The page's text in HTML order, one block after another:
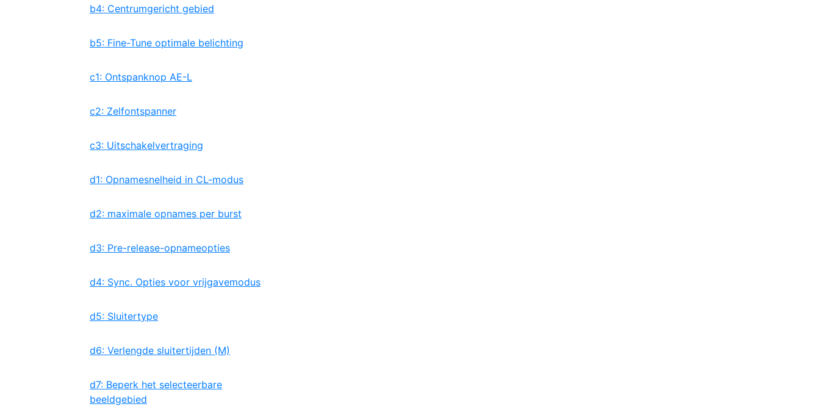
b4: Centrumgericht gebied
b5: Fine-Tune optimale belichting
c1: Ontspanknop AE-L
c2: Zelfontspanner
c3: Uitschakelvertraging
d1: Opnamesnelheid in CL-modus
d2: maximale opnames per burst
d3: Pre-release-opnameopties
d4: Sync. Opties voor vrijgavemodus
d5: Sluitertype
d6: Verlengde sluitertijden (M)
d7: Beperk het selecteerbare
beeldgebied